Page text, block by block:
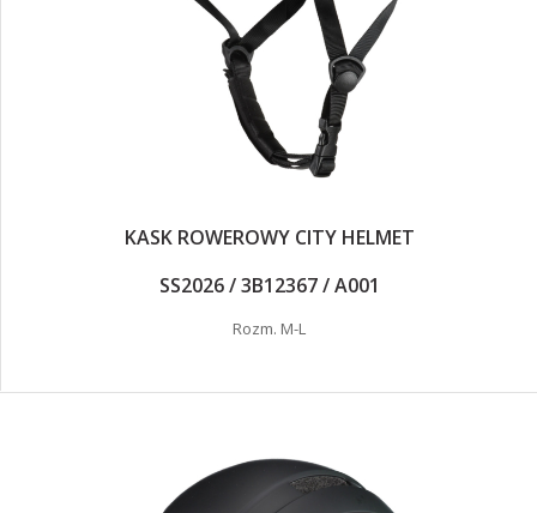
KASK ROWEROWY CITY HELMET
SS2026 / 3B12367 / A001
Rozm. M-L